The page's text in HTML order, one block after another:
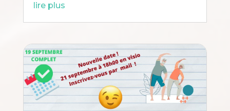
lire plus